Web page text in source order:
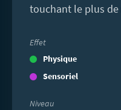
touchant le plus
Effet
Physique
Sensoriel
Niveau